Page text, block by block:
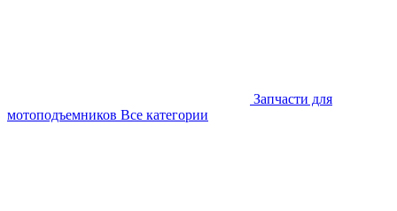
Запчасти для
мотоподъемников Все категории